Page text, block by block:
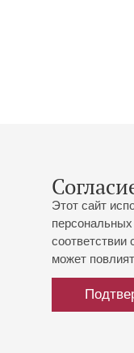
Этот сайт
соответствии
может